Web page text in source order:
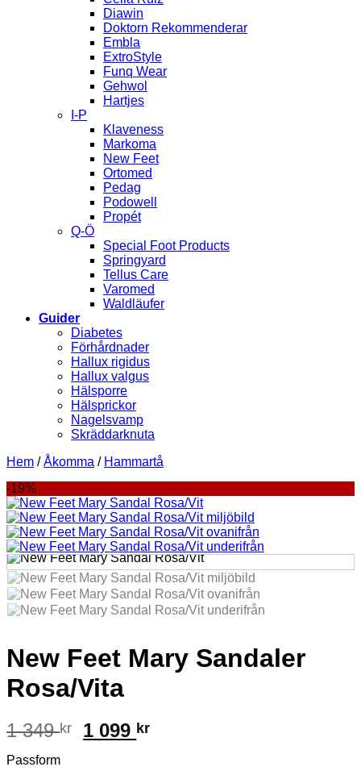
Diawin
Doktorn Rekommenderar
Embla
ExtroStyle
Funq Wear
Gehwol
Hartjes
I-P
Klaveness
Markoma
New Feet
Ortomed
Pedag
Podowell
Propét
Q-Ö
Special Foot Products
Springyard
Tellus Care
Varomed
Waldläufer
Guider
Diabetes
Förhårdnader
Hallux rigidus
Hallux valgus
Hälsporre
Hälsprickor
Nagelsvamp
Skräddarknuta
Hem / Åkomma / Hammartå
-19%
New Feet Mary Sandaler
Rosa/Vita
1 349kr
Det
1 099 krDet
Passform